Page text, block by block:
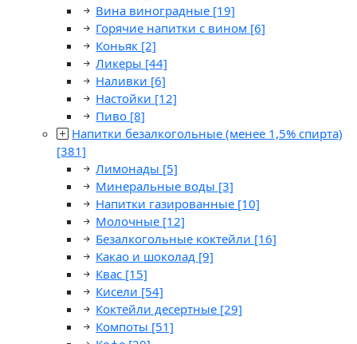
Вина виноградные [19]
Горячие напитки с вином [6]
Коньяк [2]
Ликеры [44]
Наливки [6]
Настойки [12]
Пиво [8]
Напитки безалкогольные (менее 1,5% спирта)
[381]
Лимонады [5]
Минеральные воды [3]
Напитки газированные [10]
Молочные [12]
Безалкогольные коктейли [16]
Какао и шоколад [9]
Квас [15]
Кисели [54]
Коктейли десертные [29]
Компоты [51]